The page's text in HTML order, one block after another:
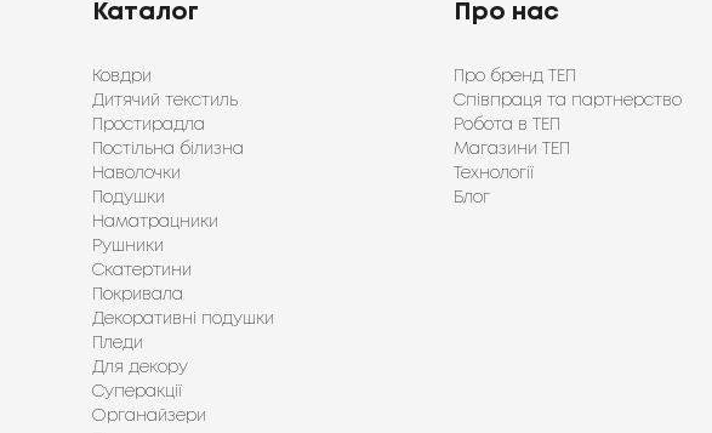
Каталог
Ковдри
Дитячий текстиль
Простирадла
Постільна білизна
Наволочки
Подушки
Наматрацники
Рушники
Скатертини
Покривала
Декоративні подушки
Пледи
Для декору
Суперакції
Органайзери
Про нас
Про бренд ТЕП
Співпраця та партнерство
Робота в ТЕП
Магазини ТЕП
Технології
Блог